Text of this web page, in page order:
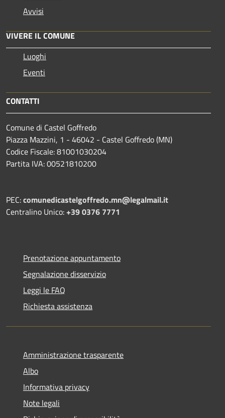
Avvisi
VIVERE IL COMUNE
Luoghi
Eventi
CONTATTI
Comune di Castel Goffredo
Piazza Mazzini, 1 - 46042 - Castel Goffredo (MN)
Codice Fiscale: 81001030204
Partita IVA: 00521810200
PEC:comunedicastelgoffredo.mn@legalmail.it
Centralino Unico:+39 0376 7771
Prenotazione appuntamento
Segnalazione disservizio
Leggi le FAQ
Richiesta assistenza
Amministrazione trasparente
Albo
Informativa privacy
Note legali